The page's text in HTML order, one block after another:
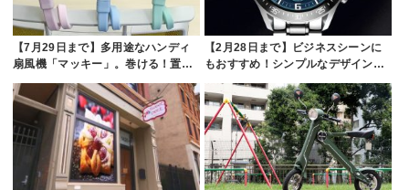
【7月29日まで】多用途なハンディ
扇風機「マッキー」。巻ける！置…
【2月28日まで】ビジネスシーンに
もおすすめ！シンプルなデザイン…